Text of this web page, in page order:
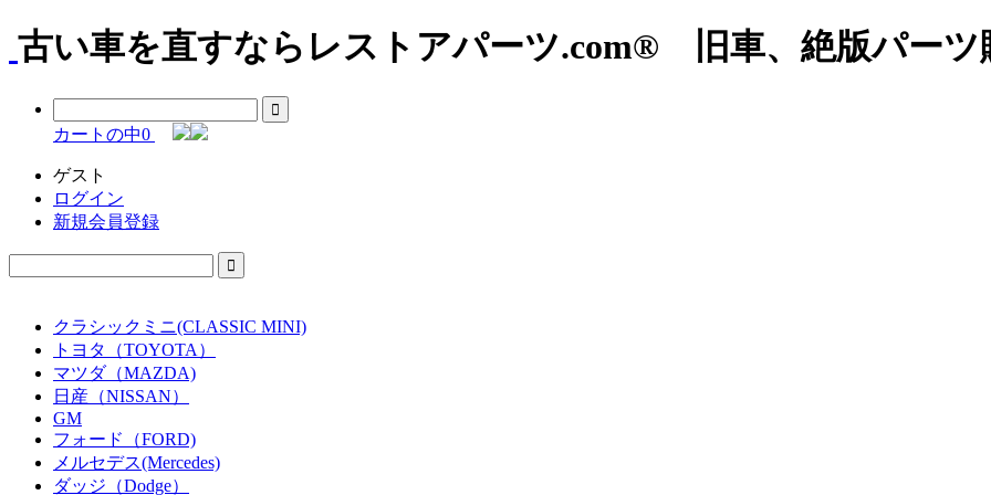
古い車を直すならレストアパーツ.com® 旧車、絶版パーツ
カートの中0
ゲスト
ログイン
新規会員登録
クラシックミニ(CLASSIC MINI)
トヨタ（TOYOTA）
マツダ（MAZDA)
日産（NISSAN）
GM
フォード（FORD)
メルセデス(Mercedes)
ダッジ（Dodge）